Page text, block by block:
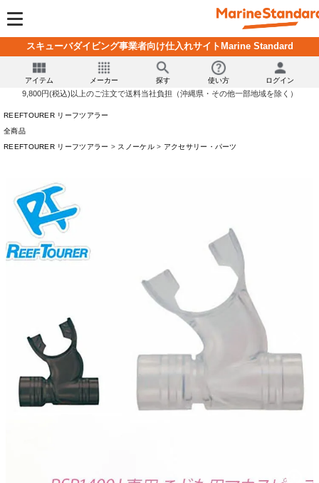
スキューバダイビング事業者向け仕入れサイトMarine Standard
アイテム メーカー 探す 使い方 ログイン
9,800円(税込)以上のご注文で送料当社負担（沖縄県・その他一部地域を除く）
REEFTOURER リーフツアラー
全商品
REEFTOURER リーフツアラー
スノーケル アクセサリー・パーツ